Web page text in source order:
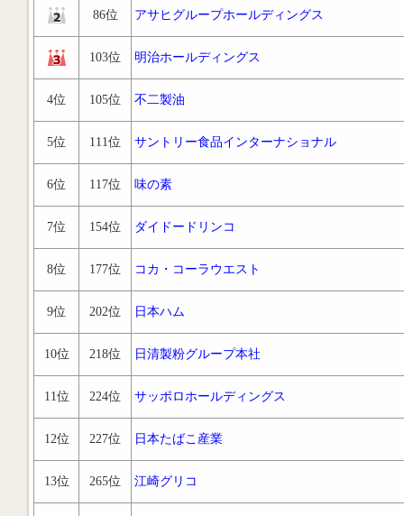
86位 アサヒグループホールディングス
103位 明治ホールディングス
4位 105位 不二製油
5位 111位 サントリー食品インターナショナル
6位 117位 味の素
7位 154位 ダイドードリンコ
8位 177位 コカ・コーラウエスト
9位 202位 日本ハム
10位 218位 日清製粉グループ本社
11位 224位 サッポロホールディングス
12位 227位 日本たばこ産業
13位 265位 江崎グリコ